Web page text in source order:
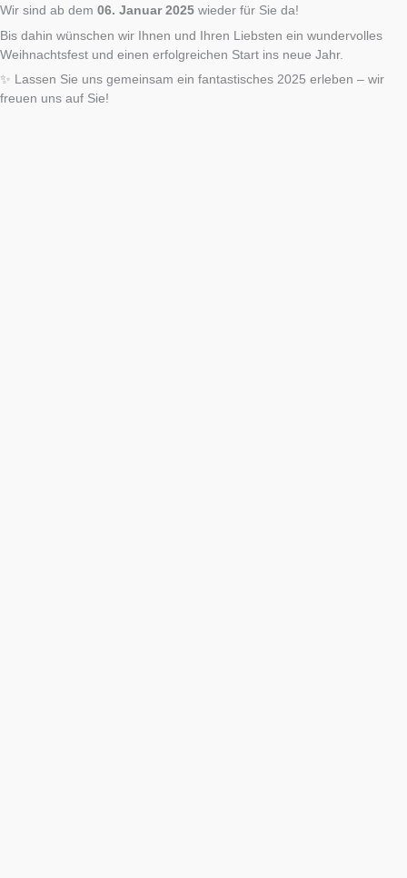
Wir sind ab dem 06. Januar 2025 wieder für Sie da!
Bis dahin wünschen wir Ihnen und Ihren Liebsten ein wundervolles
Weihnachtsfest und einen erfolgreichen Start ins neue Jahr.
✨ Lassen Sie uns gemeinsam ein fantastisches 2025 erleben – wir
freuen uns auf Sie!